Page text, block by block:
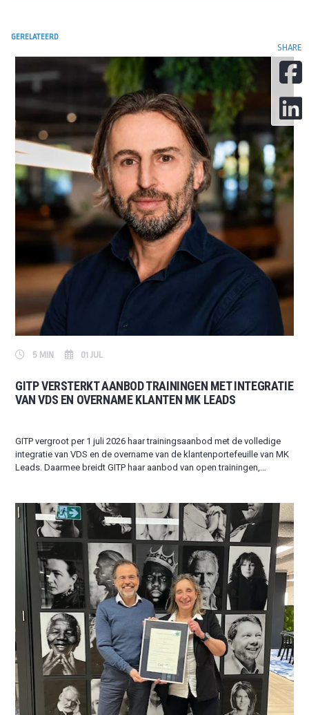
SHARE
GERELATEERD
5 MIN 01 JUL
GITP VERSTERKT AANBOD TRAININGEN MET INTEGRATIE
VAN VDS EN OVERNAME KLANTEN MK LEADS
GITP vergroot per 1 juli 2026 haar trainingsaanbod met de volledige
integratie van VDS en de overname van de klantenportefeuille van MK
Leads. Daarmee breidt GITP haar aanbod van open trainingen,